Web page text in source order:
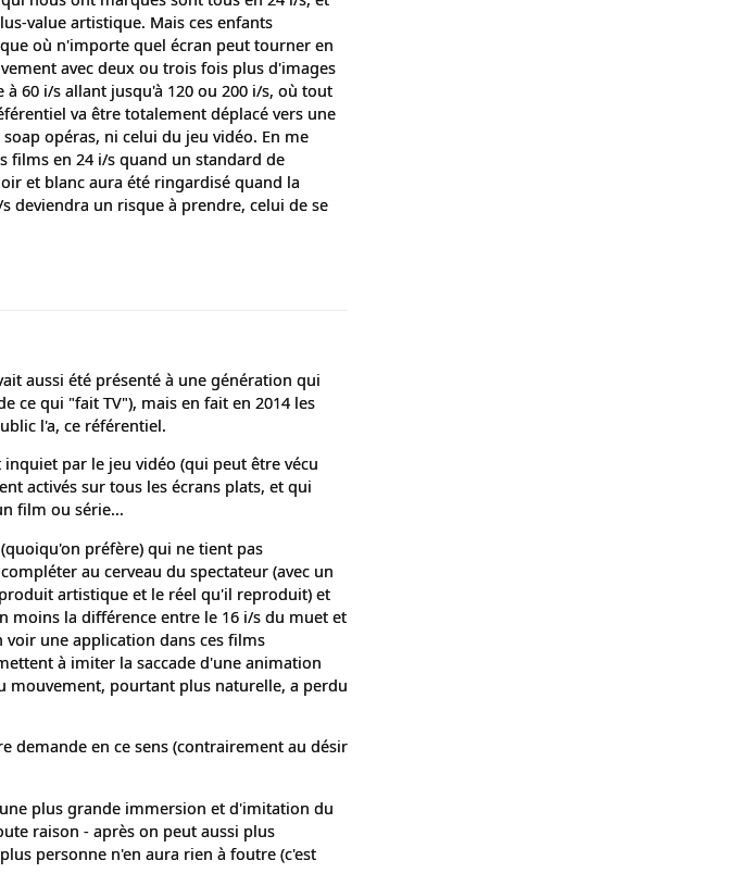
value artistique. Mais ces enfants
où n'importe quel écran peut tourner en
avec deux ou trois fois plus d'images
60 i/s allant jusqu'à 120 ou 200 i/s, où tout
va être totalement déplacé vers une
opéras, ni celui du jeu vidéo. En me
films en 24 i/s quand un standard de
et blanc aura été ringardisé quand la
deviendra un risque à prendre, celui de se
aussi été présenté à une génération qui
ce qui "fait TV"), mais en fait en 2014 les
l'a, ce référentiel.
par le jeu vidéo (qui peut être vécu
activés sur tous les écrans plats, et qui
film ou série...
préfère) qui ne tient pas
au cerveau du spectateur (avec un
artistique et le réel qu'il reproduit) et
moins la différence entre le 16 i/s du muet et
voir une application dans ces films
à imiter la saccade d'une animation
pourtant plus naturelle, a perdu
demande en ce sens (contrairement au désir
plus grande immersion et d'imitation du
raison - après on peut aussi plus
personne n'en aura rien à foutre (c'est